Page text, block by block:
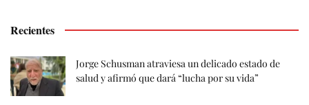
Recientes
Jorge Schusman atraviesa un delicado estado de
salud y afirmó que dará “lucha por su vida”